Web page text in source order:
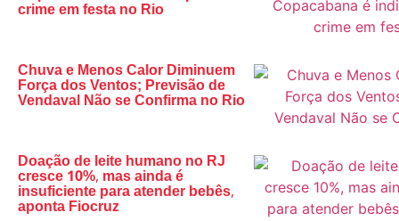
crime em festa no Rio
Chuva e Menos Calor Diminuem
Força dos Ventos; Previsão de
Vendaval Não se Confirma no Rio
Doação de leite humano no RJ
cresce 10%, mas ainda é
insuficiente para atender bebês,
aponta Fiocruz